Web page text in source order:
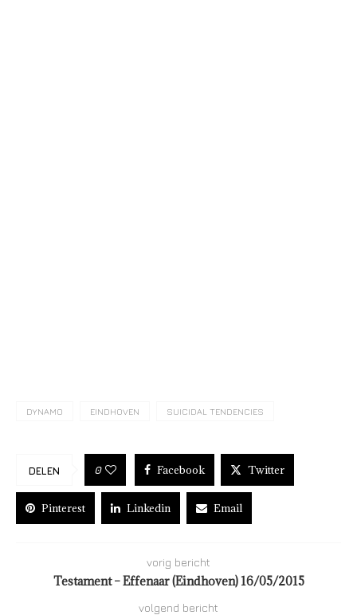
DYNAMO EINDHOVEN SUICIDAL TENDENCIES
DELEN 0 Facebook Twitter
Pinterest Linkedin Email
vorig bericht
Testament – Effenaar (Eindhoven) 16/05/2015
volgend bericht